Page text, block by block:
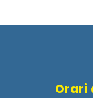
Orari